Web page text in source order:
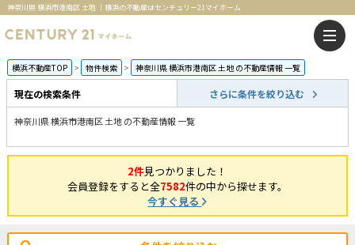
神奈川県 横浜市港南区 土地 ｜横浜の不動産はセンチュリー21マイホーム
横浜不動産TOP 物件検索 神奈川県 横浜市港南区 土地 の不動産情報 一覧
現在の検索条件 さらに条件を絞り込む
神奈川県 横浜市港南区 土地 の不動産情報 一覧
2件見つかりました！
会員登録をすると全7582件の中から探せます。
今すぐ見る